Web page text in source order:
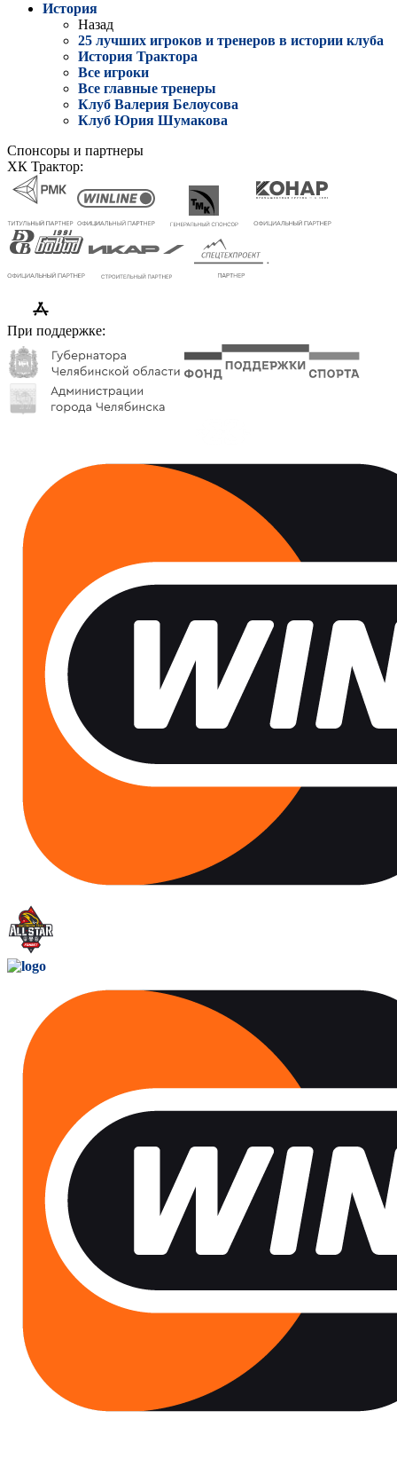
История
Назад
25 лучших игроков и тренеров в истории клуба
История Трактора
Все игроки
Все главные тренеры
Клуб Валерия Белоусова
Клуб Юрия Шумакова
Спонсоры и партнеры
ХК Трактор:
При поддержке: